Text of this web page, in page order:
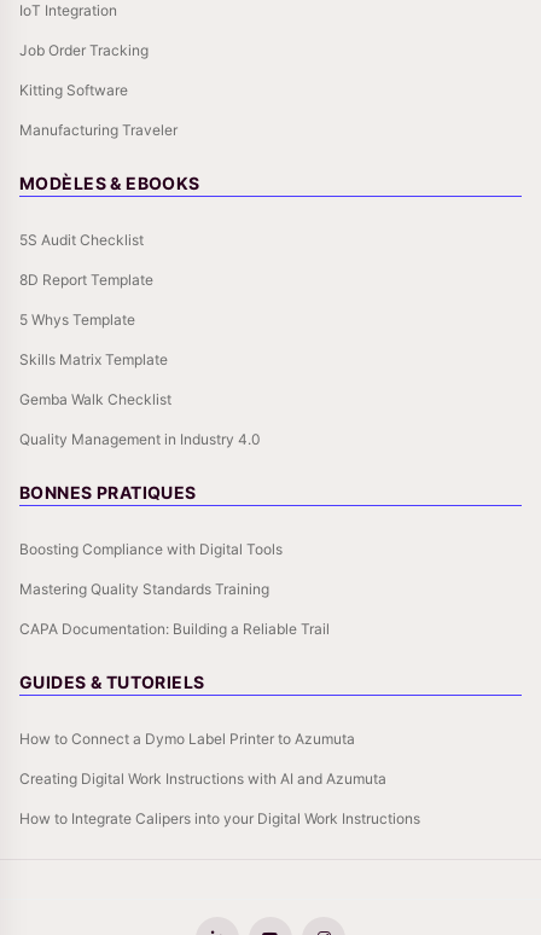
IoT Integration
Job Order Tracking
Kitting Software
Manufacturing Traveler
MODÈLES & EBOOKS
5S Audit Checklist
8D Report Template
5 Whys Template
Skills Matrix Template
Gemba Walk Checklist
Quality Management in Industry 4.0
BONNES PRATIQUES
Boosting Compliance with Digital Tools
Mastering Quality Standards Training
CAPA Documentation: Building a Reliable Trail
GUIDES & TUTORIELS
How to Connect a Dymo Label Printer to Azumuta
Creating Digital Work Instructions with AI and Azumuta
How to Integrate Calipers into your Digital Work Instructions